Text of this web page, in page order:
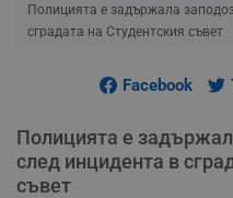
Полицията е задържала
сградата на Студентския съвет
Facebook
Полицията е
след инцидента в
съвет